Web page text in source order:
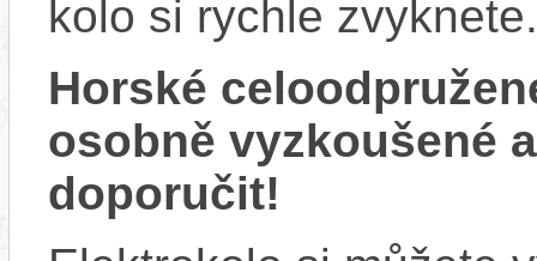
kolo si rychle zvyknete.
Horské
osobně vyzkoušené
doporučit!